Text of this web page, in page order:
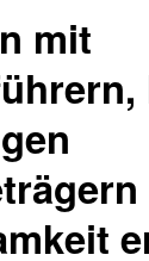
mit